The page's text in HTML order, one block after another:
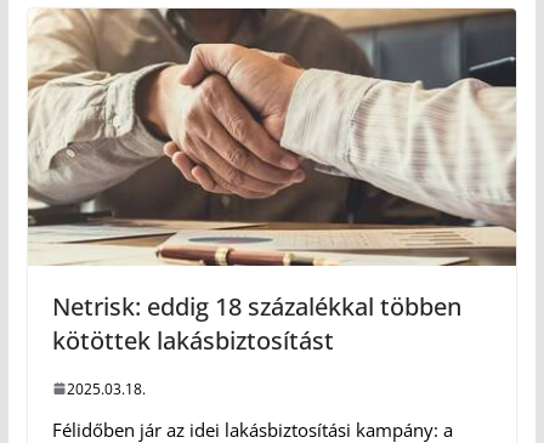
Netrisk: eddig 18 százalékkal többen
kötöttek lakásbiztosítást
2025.03.18.
Félidőben jár az idei lakásbiztosítási kampány: a